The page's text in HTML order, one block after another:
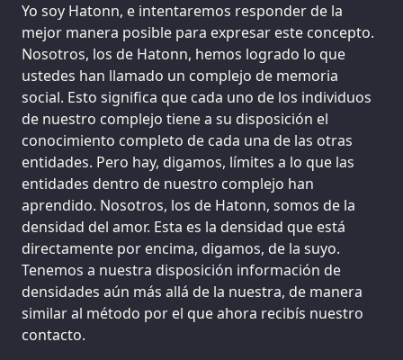
Yo soy Hatonn, e intentaremos responder de la
mejor manera posible para expresar este concepto.
Nosotros, los de Hatonn, hemos logrado lo que
ustedes han llamado un complejo de memoria
social. Esto significa que cada uno de los individuos
de nuestro complejo tiene a su disposición el
conocimiento completo de cada una de las otras
entidades. Pero hay, digamos, límites a lo que las
entidades dentro de nuestro complejo han
aprendido. Nosotros, los de Hatonn, somos de la
densidad del amor. Esta es la densidad que está
directamente por encima, digamos, de la suyo.
Tenemos a nuestra disposición información de
densidades aún más allá de la nuestra, de manera
similar al método por el que ahora recibís nuestro
contacto.